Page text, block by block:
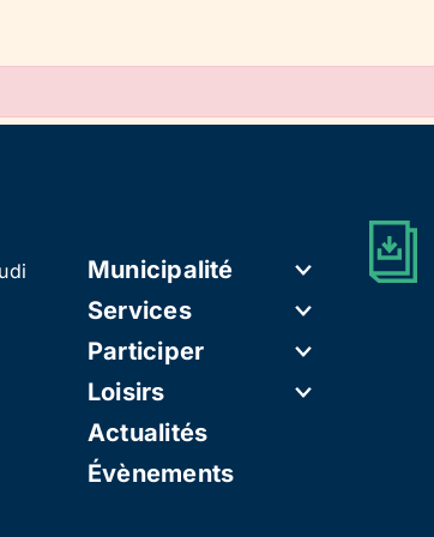
Municipalité
Services
Participer
Loisirs
Actualités
Évènements